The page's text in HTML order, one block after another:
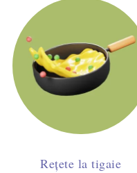
Rețete la tigaie